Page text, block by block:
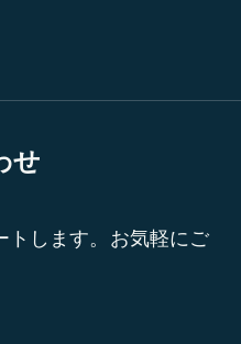
せ
トします。お気軽にご